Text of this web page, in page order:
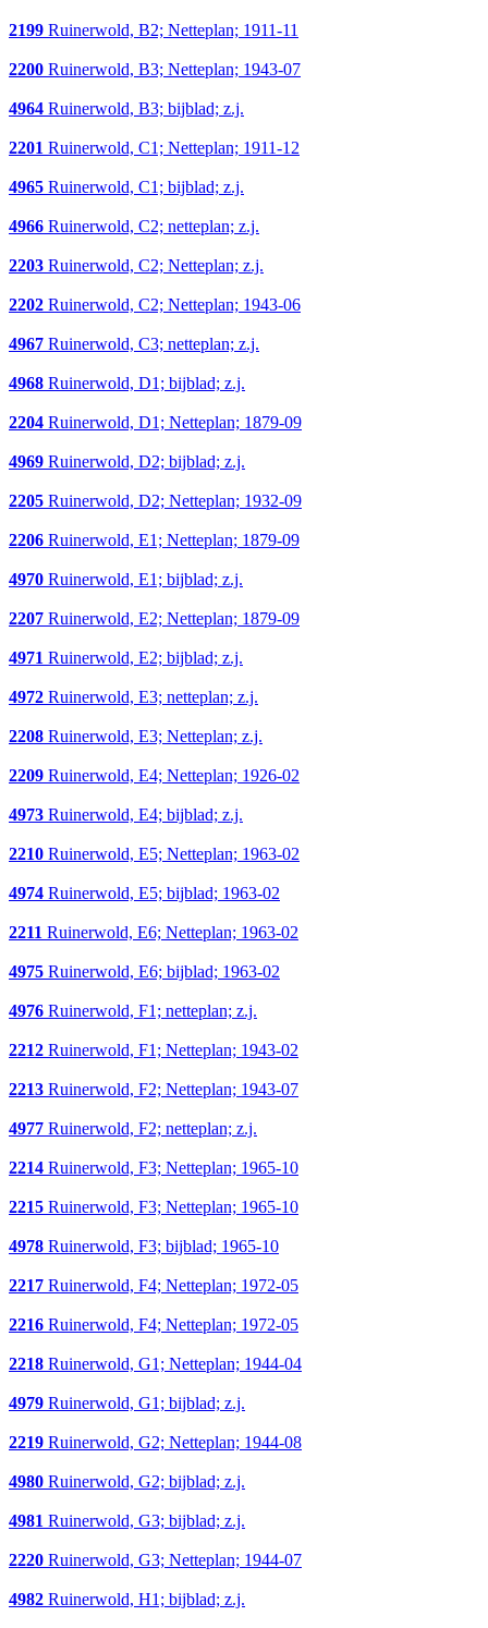
2199 Ruinerwold, B2; Netteplan; 1911-11
2200 Ruinerwold, B3; Netteplan; 1943-07
4964 Ruinerwold, B3; bijblad; z.j.
2201 Ruinerwold, C1; Netteplan; 1911-12
4965 Ruinerwold, C1; bijblad; z.j.
4966 Ruinerwold, C2; netteplan; z.j.
2203 Ruinerwold, C2; Netteplan; z.j.
2202 Ruinerwold, C2; Netteplan; 1943-06
4967 Ruinerwold, C3; netteplan; z.j.
4968 Ruinerwold, D1; bijblad; z.j.
2204 Ruinerwold, D1; Netteplan; 1879-09
4969 Ruinerwold, D2; bijblad; z.j.
2205 Ruinerwold, D2; Netteplan; 1932-09
2206 Ruinerwold, E1; Netteplan; 1879-09
4970 Ruinerwold, E1; bijblad; z.j.
2207 Ruinerwold, E2; Netteplan; 1879-09
4971 Ruinerwold, E2; bijblad; z.j.
4972 Ruinerwold, E3; netteplan; z.j.
2208 Ruinerwold, E3; Netteplan; z.j.
2209 Ruinerwold, E4; Netteplan; 1926-02
4973 Ruinerwold, E4; bijblad; z.j.
2210 Ruinerwold, E5; Netteplan; 1963-02
4974 Ruinerwold, E5; bijblad; 1963-02
2211 Ruinerwold, E6; Netteplan; 1963-02
4975 Ruinerwold, E6; bijblad; 1963-02
4976 Ruinerwold, F1; netteplan; z.j.
2212 Ruinerwold, F1; Netteplan; 1943-02
2213 Ruinerwold, F2; Netteplan; 1943-07
4977 Ruinerwold, F2; netteplan; z.j.
2214 Ruinerwold, F3; Netteplan; 1965-10
2215 Ruinerwold, F3; Netteplan; 1965-10
4978 Ruinerwold, F3; bijblad; 1965-10
2217 Ruinerwold, F4; Netteplan; 1972-05
2216 Ruinerwold, F4; Netteplan; 1972-05
2218 Ruinerwold, G1; Netteplan; 1944-04
4979 Ruinerwold, G1; bijblad; z.j.
2219 Ruinerwold, G2; Netteplan; 1944-08
4980 Ruinerwold, G2; bijblad; z.j.
4981 Ruinerwold, G3; bijblad; z.j.
2220 Ruinerwold, G3; Netteplan; 1944-07
4982 Ruinerwold, H1; bijblad; z.j.